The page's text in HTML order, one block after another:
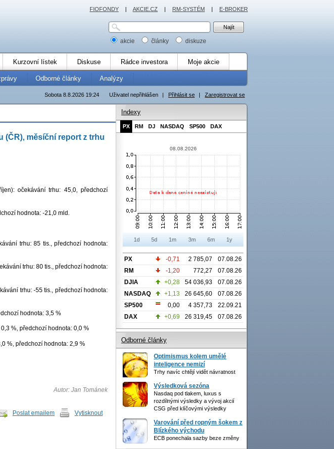
akcie články diskuze
Kurzovní lístek Diskuse Rádce investora Moje akcie
Odborné články Analýzy
Uživatel nepřihlášen | Přihlásit se | Zaregistrovat se
Sobota 8.8.2026 19:24
(ČR), měsíční report z trhu
očekávání trhu: 45,0, předchozí
hodnota: -21,0 mld.
trhu: 85 tis., předchozí hodnota:
trhu: 80 tis., předchozí hodnota:
trhu: -55 tis., předchozí hodnota:
hodnota: 3,5 %
%, předchozí hodnota: 0,0 %
%, předchozí hodnota: 2,9 %
Autor: Jan Tománek
Poslat emailem Vytisknout
Indexy
PX RM DJ NASDAQ SP500 DAX
08.08.2026
1d 5d 1m 3m 6m 1y
PX -0,71 2 785,07
07.08.26
RM
-1,20 772,27
07.08.26
DJIA
+0,28 54 036,93
07.08.26
NASDAQ
+1,13 26 645,60
07.08.26
SP500
0,00 4 357,73
22.09.21
DAX
+0,69 26 319,45 07.08.26
Odborné články
Optimismus kolem umělé
inteligence nemizí
Trhy navíc chtějí vidět návratnost
Výsledková sezóna
Nasdaq pod tlakem, luxus s
rozdílnými výsledky a vývoj akcií
CSG před klíčovými výsledky
Varování před ropným šokem z
Blízkého východu
ECB ponechala sazby beze změny
FIOFONDY | AKCIE.CZ | RM-SYSTÉM | E-BROKER